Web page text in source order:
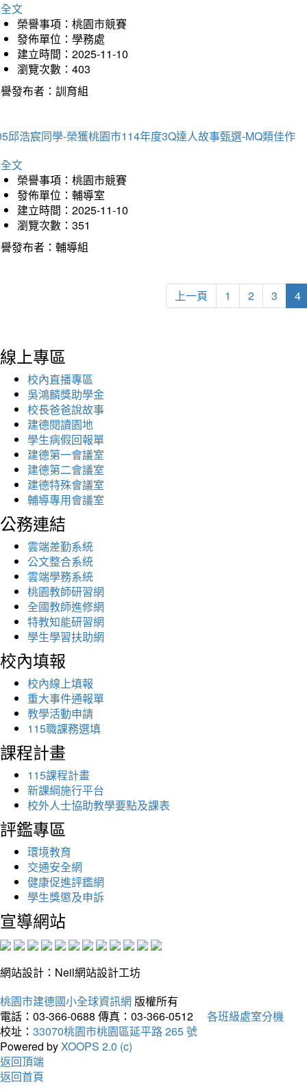
文
榮譽事項：桃園市競賽
發佈單位：學務處
建立時間：2025-11-10
瀏覽次數：403
發布者：訓育組
邱浩宸同學-榮獲桃園市114年度3Q達人故事甄選-MQ類佳作
文
榮譽事項：桃園市競賽
發佈單位：輔導室
建立時間：2025-11-10
瀏覽次數：351
發布者：輔導組
上一頁 1 2 3 4
線上專區
校內直播專區
吳鴻麟獎助學金
校長爸爸說故事
建德閱讀園地
學生病假回報單
建德第一會議室
建德第二會議室
建德特殊會議室
輔導專用會議室
公務連結
雲端差勤系統
公文整合系統
雲端學務系統
桃園教師研習網
全國教師進修網
特教知能研習網
學生學習扶助網
校內填報
校內線上填報
重大事件通報單
教學活動申請
115職課務選填
課程計畫
115課程計畫
新課綱施行平台
校外人士協助教學要點及課表
評鑑專區
環境教育
交通安全網
健康促進評鑑網
學生獎懲及申訴
宣導網站
網站設計：Neil網站設計工坊
桃園市建德國小全球資訊網 版權所有
電話：03-366-0688 傳真：03-366-0512
各班級處室分機
校址： 33070桃園市桃園區延平路 265 號
Powered byXOOPS 2.0 (c)
返回頂端
返回首頁